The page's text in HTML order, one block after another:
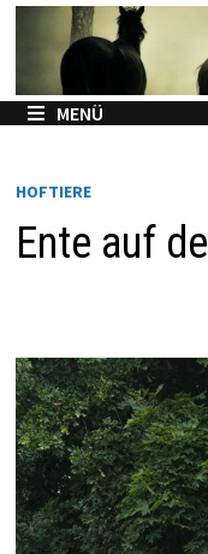
Zum
springen
MENÜ
HOFTIERE
Ente auf